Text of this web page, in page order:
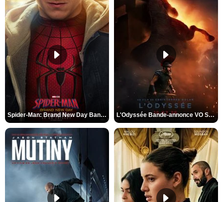
Spider-Man: Brand New Day Bande-annonce VO STFR L'Odyssée Bande-annonce VO STFR